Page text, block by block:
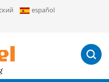
español